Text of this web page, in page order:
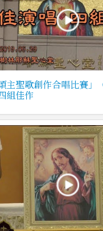
主聖歌創作合唱比賽」
組佳作